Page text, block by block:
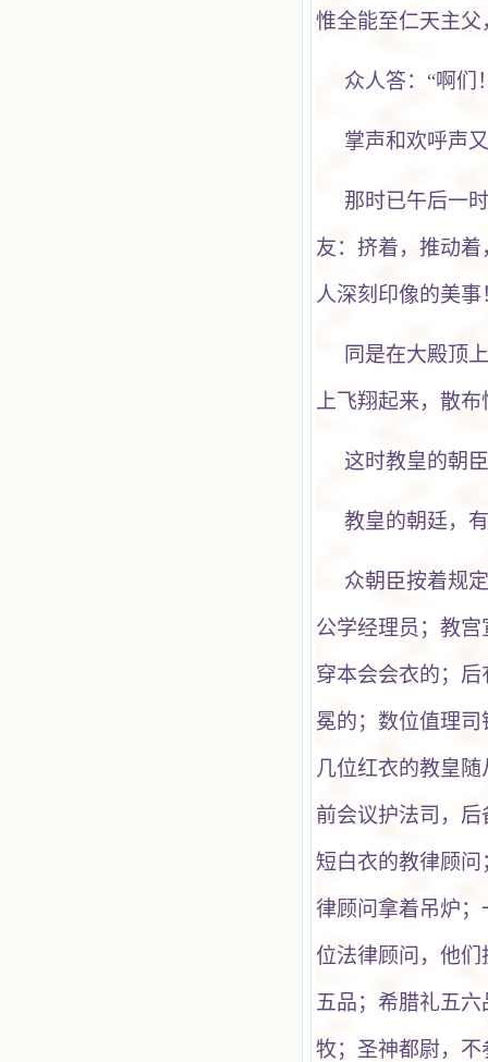
惟全能至仁天主
众人答：“啊们
掌声和欢呼声
那时已午后一
友：挤着，推动
人深刻印像的美事
同是在大殿顶
上飞翔起来，散
这时教皇的朝
教皇的朝廷，
众朝臣按着规
公学经理员；教
穿本会会衣的；
冕的；数位值理
几位红衣的教皇
前会议护法司，
短白衣的教律顾
律顾问拿着吊炉
位法律顾问，他
五品；希腊礼五
牧；圣神都尉，